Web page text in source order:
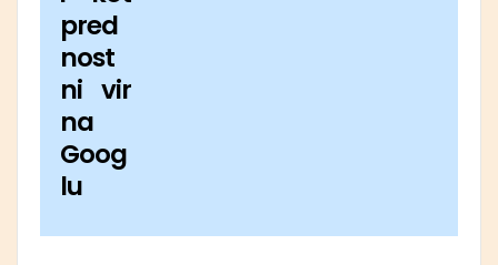
pred
nost
ni vir
na
Goog
lu